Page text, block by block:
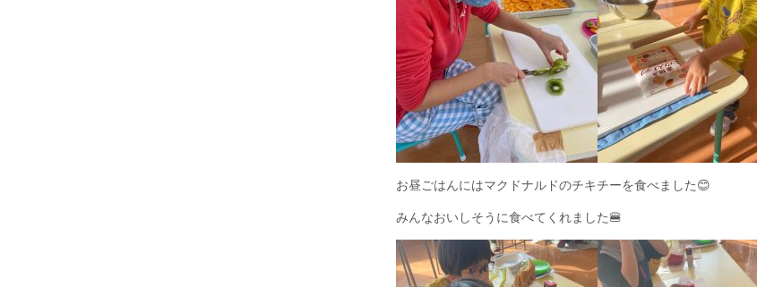
お昼ごはんにはマクドナルドのチキチーを食べました😊
みんなおいしそうに食べてくれました🍔